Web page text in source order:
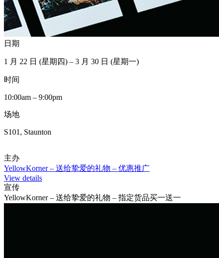
日期
1 月 22 日 (星期四) – 3 月 30 日 (星期一)
时间
10:00am – 9:00pm
场地
S101, Staunton
主办
YellowKorner – 送给挚爱的礼物 – 优惠推广
View details
宣传
YellowKorner – 送给挚爱的礼物 – 指定货品买一送一